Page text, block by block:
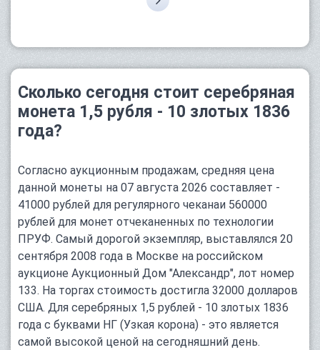
Сколько сегодня стоит серебряная
монета 1,5 рубля - 10 злотых 1836
года?
Согласно аукционным продажам, средняя цена
данной монеты на 07 августа 2026 составляет -
41000 рублей для регулярного чеканаи 560000
рублей для монет отчеканенных по технологии
ПРУФ. Самый дорогой экземпляр, выставлялся 20
сентября 2008 года в Москве на российском
аукционе Аукционный Дом "Александр", лот номер
133. На торгах стоимость достигла 32000 долларов
США. Для серебряных 1,5 рублей - 10 злотых 1836
года с буквами НГ (Узкая корона) - это является
самой высокой ценой на сегодняшний день.